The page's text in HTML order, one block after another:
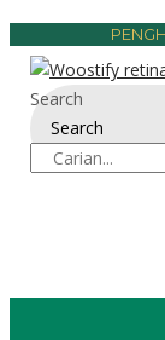
Search
Search